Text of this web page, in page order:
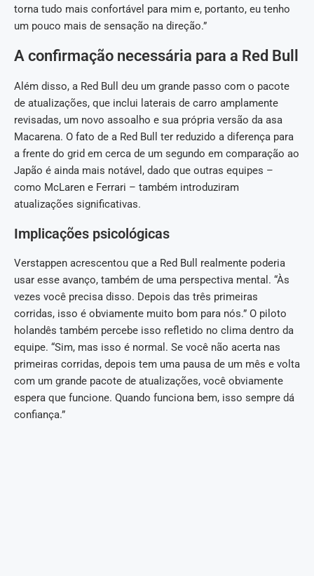
torna tudo mais confortável para mim e, portanto, eu tenho
um pouco mais de sensação na direção.”
A confirmação necessária para a Red Bull
Além disso, a Red Bull deu um grande passo com o pacote
de atualizações, que inclui laterais de carro amplamente
revisadas, um novo assoalho e sua própria versão da asa
Macarena. O fato de a Red Bull ter reduzido a diferença para
a frente do grid em cerca de um segundo em comparação ao
Japão é ainda mais notável, dado que outras equipes –
como McLaren e Ferrari – também introduziram
atualizações significativas.
Implicações psicológicas
Verstappen acrescentou que a Red Bull realmente poderia
usar esse avanço, também de uma perspectiva mental. “Às
vezes você precisa disso. Depois das três primeiras
corridas, isso é obviamente muito bom para nós.” O piloto
holandês também percebe isso refletido no clima dentro da
equipe. “Sim, mas isso é normal. Se você não acerta nas
primeiras corridas, depois tem uma pausa de um mês e volta
com um grande pacote de atualizações, você obviamente
espera que funcione. Quando funciona bem, isso sempre dá
confiança.”